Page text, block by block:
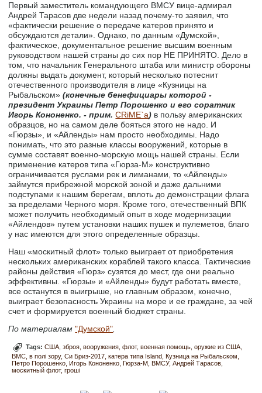
Первый заместитель командующего ВМСУ вице-адмирал
Андрей Тарасов две недели назад почему-то заявил, что
«фактически решение о передаче катеров принято и
обсуждаются детали». Однако, по данным «Думской»,
фактическое, документальное решение высшим военным
руководством нашей страны до сих пор НЕ ПРИНЯТО. Дело в
том, что начальник Генерального штаба или министр обороны
должны выдать документ, который несколько потеснит
отечественного производителя в лице «Кузницы на
Рыбальском»(конечные бенефициары которой -
президент Украины Петр Порошенко и его соратник
Игорь Кононенко. - прим.CRiME`а) в пользу американских
образцов, но на самом деле бояться этого не надо. И
«Гюрзы», и «Айленды» нам просто необходимы. Надо
понимать, что это разные классы вооружений, которые в
сумме составят военно-морскую мощь нашей страны. Если
применение катеров типа «Гюрза-М» конструктивно
ограничивается руслами рек и лиманами, то «Айленды»
займутся прибрежной морской зоной и даже дальними
подступами к нашим берегам, вплоть до демонстрации флага
за пределами Черного моря. Кроме того, отечественный ВПК
может получить необходимый опыт в ходе модернизации
«Айлендов» путем установки наших пушек и пулеметов, благо
у нас имеются для этого определенные образцы.
Наш «москитный флот» только выиграет от приобретения
нескольких американских кораблей такого класса. Тактические
районы действия «Гюрз» сузятся до мест, где они реально
эффективны. «Гюрзы» и «Айленды» будут работать вместе,
все останутся в выигрыше, но главным образом, конечно,
выиграет безопасность Украины на море и ее граждане, за чей
счет и формируется военный бюджет страны.
По материалам"Думской"
Tags:США зброя вооружения флот военная помощь оружие из США
ВМС в полі зору Си Бриз-2017 катера типа Island Кузница на Рыбальском
Петро Порошенко Игорь Кононенко Гюрза-М ВМСУ Андрей Тарасов
москитный флот гроші